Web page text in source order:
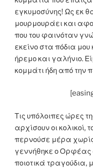
εγκυμοσύνης! Ως εκ
μουρμουράει και
που του φαινόταν
εκείνο στα πόδια
ήρεμο και γαλήνιο.
κομμάτι ήδη από την
Τις υπόλοιπες ώρες
αρχίσουν οι κολικοί,
περνούσε μέρα χωρίς
γεννήθηκε ο
ποιοτικά τραγούδια,